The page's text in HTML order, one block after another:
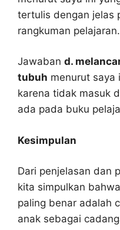
tertulis dengan jelas
rangkuman pelajaran.
Jawaban d.
tubuh menurut saya
karena tidak masuk
ada pada buku
Kesimpulan
Dari penjelasan dan
kita simpulkan
paling benar adalah
anak sebagai